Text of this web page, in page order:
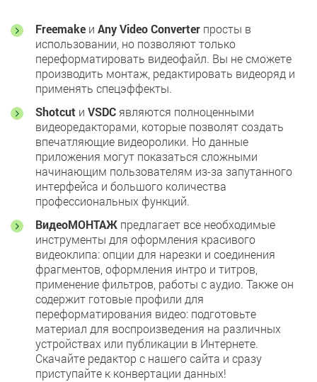
Freemake и Any Video Converter просты в
использовании, но позволяют только
переформатировать видеофайл. Вы не сможете
производить монтаж, редактировать видеоряд и
применять спецэффекты.
Shotcut и VSDC являются полноценными
видеоредакторами, которые позволят создать
впечатляющие видеоролики. Но данные
приложения могут показаться сложными
начинающим пользователям из-за запутанного
интерфейса и большого количества
профессиональных функций.
ВидеоМОНТАЖ предлагает все необходимые
инструменты для оформления красивого
видеоклипа: опции для нарезки и соединения
фрагментов, оформления интро и титров,
применение фильтров, работы с аудио. Также он
содержит готовые профили для
переформатирования видео: подготовьте
материал для воспроизведения на различных
устройствах или публикации в Интернете.
Скачайте редактор с нашего сайта и сразу
приступайте к конвертации данных!